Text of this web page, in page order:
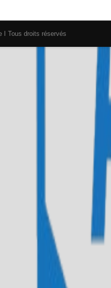
I Tous droits réservés